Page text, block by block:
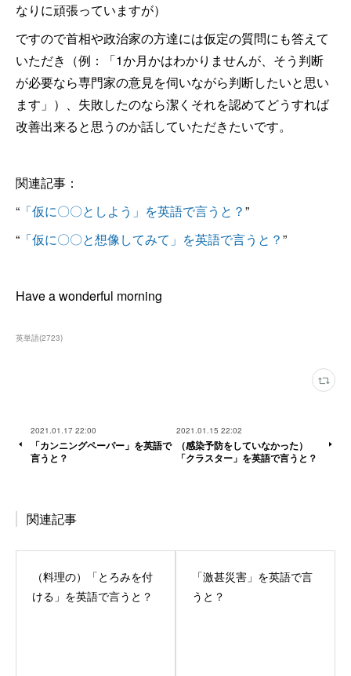
なりに頑張っていますが）
ですので首相や政治家の方達には仮定の質問にも答えて
いただき（例：「1か月かはわかりませんが、そう判断
が必要なら専門家の意見を伺いながら判断したいと思い
ます」）、失敗したのなら潔くそれを認めてどうすれば
改善出来ると思うのか話していただきたいです。
関連記事：
“ 「仮に〇〇としよう」を英語で言うと？”
“ 「仮に〇〇と想像してみて」を英語で言うと？”
Have a wonderful morning
英単語(2723)
2021.01.17 22:00
「カンニングペーパー」を英語で
言うと？
2021.01.15 22:02
（感染予防をしていなかった）
「クラスター」を英語で言うと？
関連記事
（料理の）「とろみを付
ける」を英語で言うと？
「激甚災害」を英語で言
うと？